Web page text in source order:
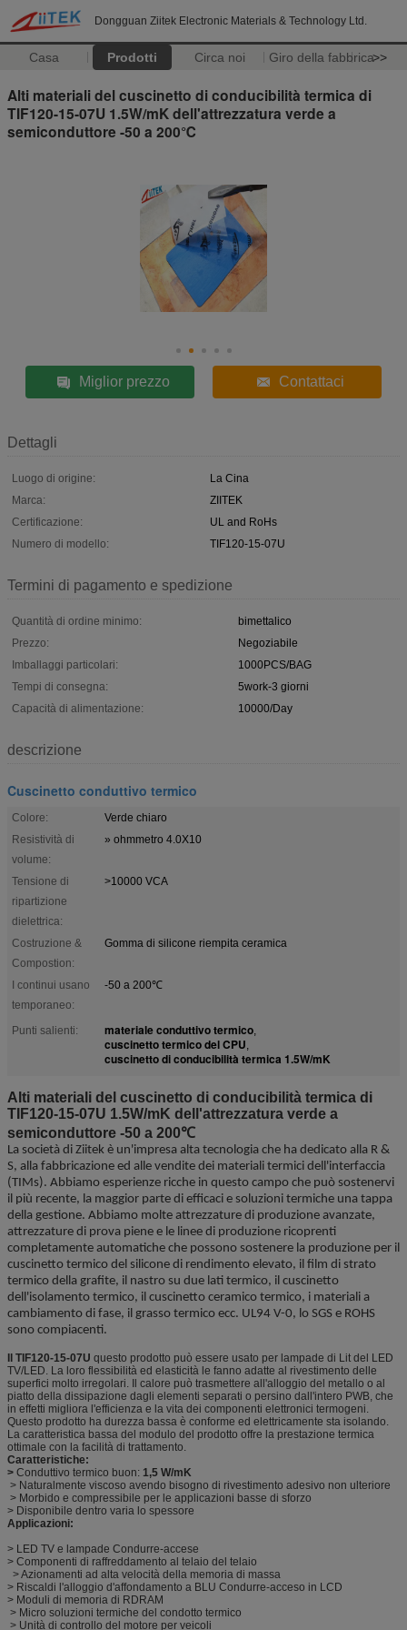
Dongguan Ziitek Electronic Materials & Technology Ltd.
Casa Prodotti Circa noi Giro della fabbrica>>
Alti materiali del cuscinetto di conducibilità termica di
TIF120-15-07U 1.5W/mK dell'attrezzatura verde a
semiconduttore -50 a 200℃
Miglior prezzo Contattaci
Dettagli
Luogo di origine:
La Cina
Marca:
ZIITEK
Certificazione:
UL and RoHs
Numero di modello:
TIF120-15-07U
Termini di pagamento e spedizione
Quantità di ordine minimo:
bimettalico
Prezzo:
Negoziabile
Imballaggi particolari:
1000PCS/BAG
Tempi di consegna:
5work-3 giorni
Capacità di alimentazione:
10000/Day
descrizione
Cuscinetto conduttivo termico
Colore:
Verde chiaro
Resistività di
volume:
» ohmmetro 4.0X10
Tensione di
ripartizione
dielettrica:
>10000 VCA
Costruzione &
Compostion:
Gomma di silicone riempita ceramica
I continui usano
temporaneo:
-50 a 200℃
Punti salienti: materiale conduttivo termico,
cuscinetto termico del CPU,
cuscinetto di conducibilità termica 1.5W/mK
Alti materiali del cuscinetto di conducibilità termica di
TIF120-15-07U 1.5W/mK dell'attrezzatura verde a
semiconduttore -50 a 200℃
La società di Ziitek è un'impresa alta tecnologia che ha dedicato alla R &
S, alla fabbricazione ed alle vendite dei materiali termici dell'interfaccia
(TIMs). Abbiamo esperienze ricche in questo campo che può sostenervi
il più recente, la maggior parte di efficaci e soluzioni termiche una tappa
della gestione. Abbiamo molte attrezzature di produzione avanzate,
attrezzature di prova piene e le linee di produzione ricoprenti
completamente automatiche che possono sostenere la produzione per il
cuscinetto termico del silicone di rendimento elevato, il film di strato
termico della grafite, il nastro su due lati termico, il cuscinetto
dell'isolamento termico, il cuscinetto ceramico termico, i materiali a
cambiamento di fase, il grasso termico ecc. UL94 V-0, lo SGS e ROHS
sono compiacenti.
Il TIF120-15-07U questo prodotto può essere usato per lampade di Lit del LED
TV/LED. La loro flessibilità ed elasticità le fanno adatte al rivestimento delle
superfici molto irregolari. Il calore può trasmettere all'alloggio del metallo o al
piatto della dissipazione dagli elementi separati o persino dall'intero PWB, che
in effetti migliora l'efficienza e la vita dei componenti elettronici termogeni.
Questo prodotto ha durezza bassa è conforme ed elettricamente sta isolando.
La caratteristica bassa del modulo del prodotto offre la prestazione termica
ottimale con la facilità di trattamento.
Caratteristiche:
> Conduttivo termico buon: 1,5 W/mK
> Naturalmente viscoso avendo bisogno di rivestimento adesivo non ulteriore
> Morbido e compressibile per le applicazioni basse di sforzo
> Disponibile dentro varia lo spessore
Applicazioni:
> LED TV e lampade Condurre-accese
> Componenti di raffreddamento al telaio del telaio
> Azionamenti ad alta velocità della memoria di massa
> Riscaldi l'alloggio d'affondamento a BLU Condurre-acceso in LCD
> Moduli di memoria di RDRAM
> Micro soluzioni termiche del condotto termico
> Unità di controllo del motore per veicoli